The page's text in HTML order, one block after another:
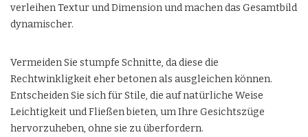
verleihen Textur und Dimension und machen das Gesamtbild
dynamischer.
Vermeiden Sie stumpfe Schnitte, da diese die
Rechtwinkligkeit eher betonen als ausgleichen können.
Entscheiden Sie sich für Stile, die auf natürliche Weise
Leichtigkeit und Fließen bieten, um Ihre Gesichtszüge
hervorzuheben, ohne sie zu überfordern.